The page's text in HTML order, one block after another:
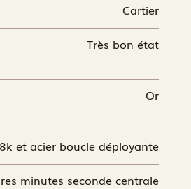
Cartier
Très bon état
Or
et acier boucle déployante
minutes seconde centrale